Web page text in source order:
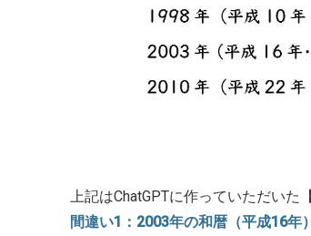
上記はChatGPTに作っていただいた
間違い1：2003年の和暦（平成16年